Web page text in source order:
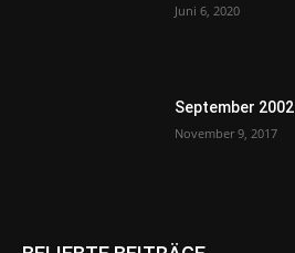
Juni 6, 2020
September 2002
November 9, 2017